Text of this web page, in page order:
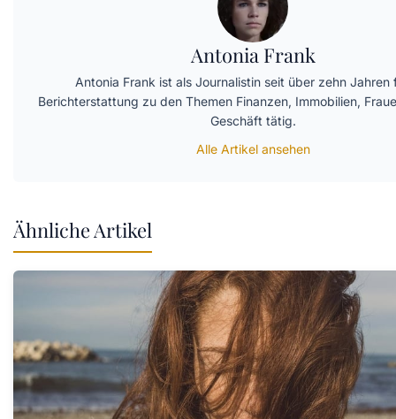
Antonia Frank
Antonia Frank ist als Journalistin seit über zehn Jahren
Berichterstattung zu den Themen Finanzen, Immobilien,
Geschäft tätig.
Alle Artikel ansehen
Ähnliche Artikel